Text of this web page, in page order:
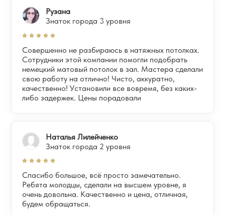
Рузана
Знаток города 3 уровня
Совершенно не разбираюсь в натяжных потолках.
Сотрудники этой компании помогли подобрать
немецкий матовый потолок в зал. Мастера сделали
свою работу на отлично! Чисто, аккуратно,
качественно! Установили все вовремя, без каких-
либо задержек. Цены порадовали
Наталья Лилейченко
Знаток города 2 уровня
Спасибо большое, всё просто замечательно.
Ребята молодцы, сделали на высшем уровне, я
очень довольна. Качественно и цена, отличная,
будем обращаться.